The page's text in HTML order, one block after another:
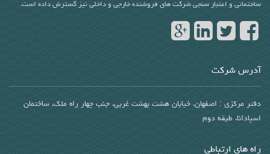
ساختمانی و اعتبار سنجی شرکت های فروشنده خارجی و داخلی نیز گسترش داده است.
آدرس شرکت
دفتر مرکزی : اصفهان، خیابان هشت بهشت غربی، جنب چهار راه ملک، ساختمان
اسپادانا، طبقه دوم
راه های ارتباطی